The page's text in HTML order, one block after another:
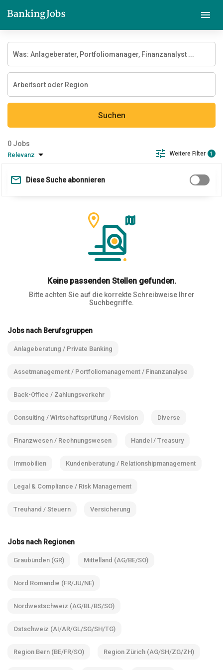
Suchen
Jobs
Relevanz Weitere Filter 1
Diese Suche abonnieren
Keine passenden Stellen gefunden.
Bitte achten Sie auf die korrekte Schreibweise Ihrer
Suchbegriffe.
Jobs nach Berufsgruppen
Anlageberatung / Private Banking
Assetmanagement / Portfoliomanagement / Finanzanalyse
Back-Office / Zahlungsverkehr
Consulting / Wirtschaftsprüfung / Revision Diverse
Finanzwesen / Rechnungswesen Handel / Treasury
Immobilien Kundenberatung / Relationshipmanagement
Legal & Compliance / Risk Management
Treuhand / Steuern Versicherung
Jobs nach Regionen
Graubünden (GR) Mittelland (AG/BE/SO)
Nord Romandie (FR/JU/NE)
Nordwestschweiz (AG/BL/BS/SO)
Ostschweiz (AI/AR/GL/SG/SH/TG)
Region Bern (BE/FR/SO) Region Zürich (AG/SH/ZG/ZH)